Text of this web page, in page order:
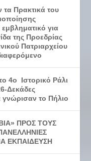
Πρακτικά του
για
της Προεδρίας
Πατριαρχείου
4ο Ιστορικό Ράλι
Δεκάδες
το Πήλιο
ΠΡΟΣ ΤΟΥΣ
ΕΚΠΑΙΔΕΥΣΗ